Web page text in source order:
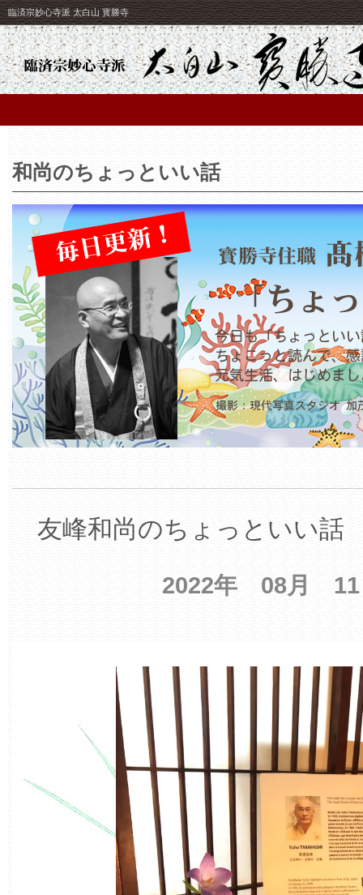
臨済宗妙心寺派 太白山 寳勝寺
和尚のちょっといい話
友峰和尚のちょっといい話
2022年 08月